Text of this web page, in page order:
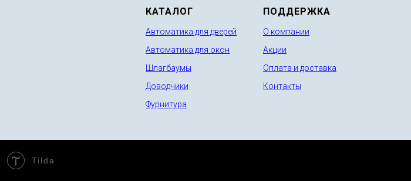
КАТАЛОГ
Автоматика для дверей
Автоматика для окон
Шлагбаумы
Доводчики
Фурнитура
ПОДДЕРЖКА
О компании
Акции
Оплата и доставка
Контакты
Tilda